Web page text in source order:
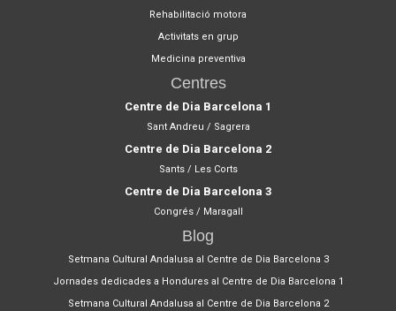
Rehabilitació motora
Activitats en grup
Medicina preventiva
Centres
Centre de Dia Barcelona 1
Sant Andreu / Sagrera
Centre de Dia Barcelona 2
Sants / Les Corts
Centre de Dia Barcelona 3
Congrés / Maragall
Blog
Setmana Cultural Andalusa al Centre de Dia Barcelona 3
Jornades dedicades a Hondures al Centre de Dia Barcelona 1
Setmana Cultural Andalusa al Centre de Dia Barcelona 2